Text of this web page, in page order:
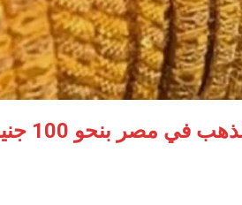
100 جنيه دفعة واحدة